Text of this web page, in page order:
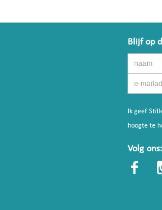
Blijf op
Ik geef
hoogte te
Volg ons: